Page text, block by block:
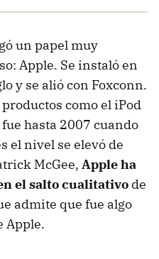
un papel muy
Apple. Se instaló en
y se alió con Foxconn.
como el iPod
hasta 2007 cuando
el nivel se elevó de
McGee, Apple ha
el saltocualitativo de
admite que fue algo
Apple.